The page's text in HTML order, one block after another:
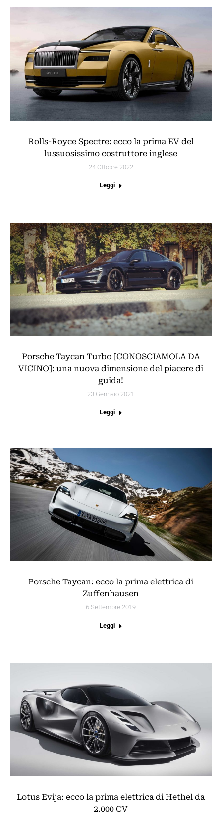
Rolls-Royce Spectre: ecco la prima EV del
lussuosissimo costruttore inglese
24 Ottobre 2022
Leggi
Porsche Taycan Turbo [CONOSCIAMOLA DA
VICINO]: una nuova dimensione del piacere di
guida!
23 Gennaio 2021
Leggi
Porsche Taycan: ecco la prima elettrica di
Zuffenhausen
6 Settembre 2019
Leggi
Lotus Evija: ecco la prima elettrica di Hethel da
2.000 CV